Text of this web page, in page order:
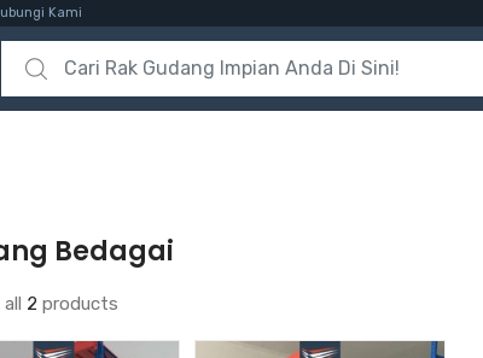
Kami
Search for:
Bedagai
2 products